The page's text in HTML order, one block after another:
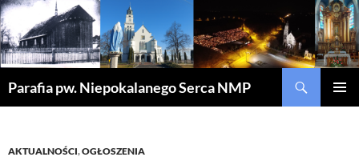
Parafia pw. Niepokalanego Serca NMP
AKTUALNOŚCI,OGŁOSZENIA